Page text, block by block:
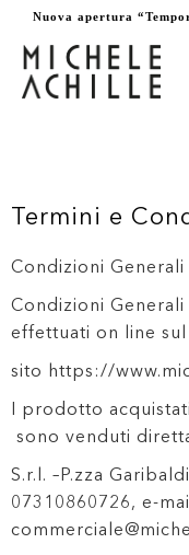
Nuova apertura
Termini e
Condizioni Generali
Condizioni
effettuati on line sul
sito https://
I prodotto
sono venduti
S.r.l. –P.zza
07310860726, e-